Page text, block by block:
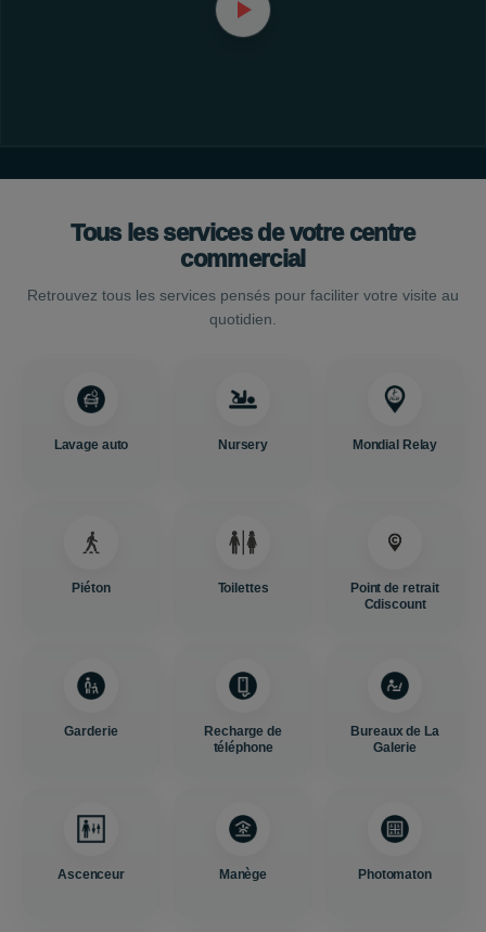
Tous les services de votre centre
commercial
Retrouvez tous les services pensés pour faciliter votre visite au
quotidien.
Lavage auto Nursery Mondial Relay
Piéton Toilettes
Point de retrait
Cdiscount
Garderie
Recharge de
téléphone
Bureaux de La
Galerie
Ascenceur Manège Photomaton